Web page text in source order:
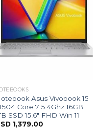
Asus Vivobook 15
Core 7 5.4Ghz 16GB
SSD 15.6″ FHD Win 11
1,379.00